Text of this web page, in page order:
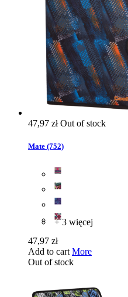
47,97 złOut of stock
Mate (752)
+ 3 więcej
47,97 zł
Add to cart More
Out of stock